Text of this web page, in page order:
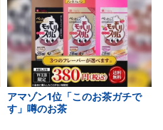
アマゾン1位「このお茶ガチで
す」噂のお茶